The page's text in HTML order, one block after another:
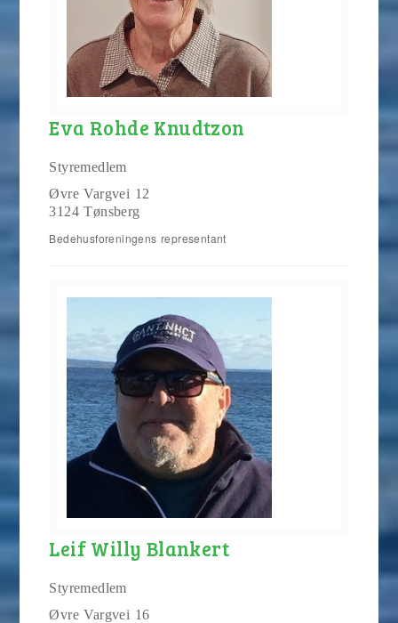
Eva Rohde Knudtzon
Styremedlem
Øvre Vargvei 12
3124 Tønsberg
Bedehusforeningens representant
Leif Willy Blankert
Styremedlem
Øvre Vargvei 16